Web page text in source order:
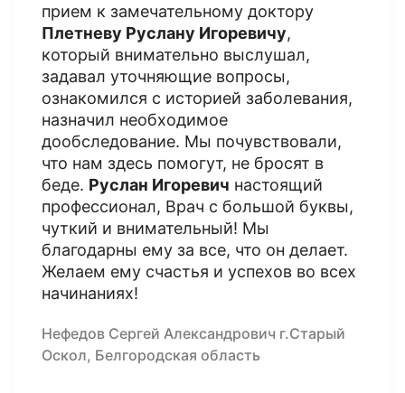
прием к замечательному доктору
Плетневу Руслану Игоревичу,
который внимательно выслушал,
задавал уточняющие вопросы,
ознакомился с историей заболевания,
назначил необходимое
дообследование. Мы почувствовали,
что нам здесь помогут, не бросят в
беде. Руслан Игоревич настоящий
профессионал, Врач с большой буквы,
чуткий и внимательный! Мы
благодарны ему за все, что он делает.
Желаем ему счастья и успехов во всех
начинаниях!
Нефедов Сергей Александрович г.Старый
Оскол, Белгородская область